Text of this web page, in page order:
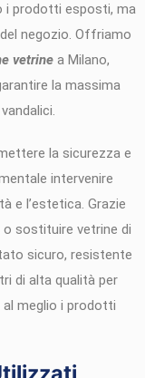
i prodotti esposti, ma
negozio. Offriamo
vetrinea Milano,
la massima
la sicurezza e
intervenire
e l’estetica. Grazie
o sostituire vetrine di
sicuro, resistente
di alta qualità per
meglio i prodotti